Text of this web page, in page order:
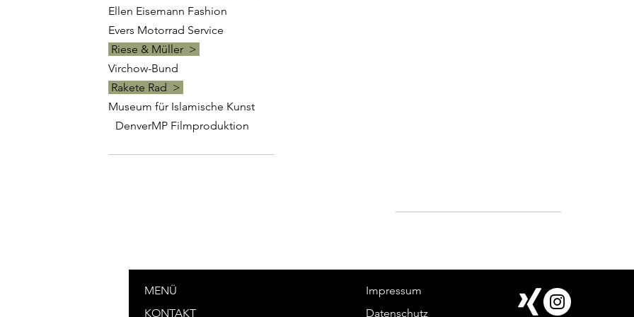
Ellen Eisemann Fashion
Evers Motorrad Service
Riese & Müller >
Virchow-Bund
Rakete Rad >
Museum für Islamische Kunst
DenverMP Filmproduktion
MENÜ
KONTAKT
Impressum
Datenschutz